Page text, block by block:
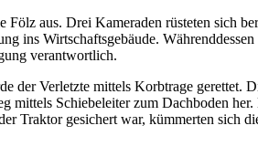
aus. Drei Kameraden rüsteten sich
ins Wirtschaftsgebäude.
verantwortlich.
der Verletzte mittels Korbtrage gerettet.
mittels Schiebeleiter zum Dachboden her.
Traktor gesichert war, kümmerten sich